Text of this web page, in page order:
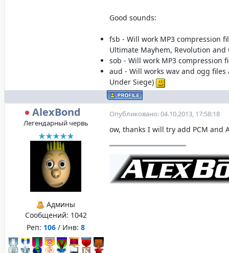
Good sounds:
fsb - Will work MP3 compression
Ultimate Mayhem, Revolution and
sob - Will work MP3 compression
aud - Will works wav and ogg files
Under Siege)
AlexBond
Легендарный червь
Админы
Сообщений: 1042
Реп: 106 / Инв: 8
Опубликовано: 04.10.2013, 17:58:18
ow, thanks I will try add PCM and